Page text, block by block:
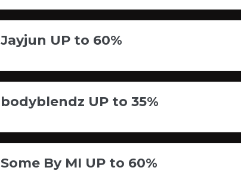
Jayjun UP to 60%
bodyblendz UP to 35%
Some By MI UP to 60%